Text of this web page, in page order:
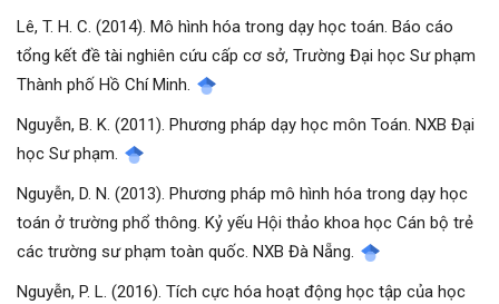
Lê, T. H. C. (2014). Mô hình hóa trong dạy học toán. Báo cáo
tổng kết đề tài nghiên cứu cấp cơ sở, Trường Đại học Sư phạm
Thành phố Hồ Chí Minh.
Nguyễn, B. K. (2011). Phương pháp dạy học môn Toán. NXB Đại
học Sư phạm.
Nguyễn, D. N. (2013). Phương pháp mô hình hóa trong dạy học
toán ở trường phổ thông. Kỷ yếu Hội thảo khoa học Cán bộ trẻ
các trường sư phạm toàn quốc. NXB Đà Nẵng.
Nguyễn, P. L. (2016). Tích cực hóa hoạt động học tập của học